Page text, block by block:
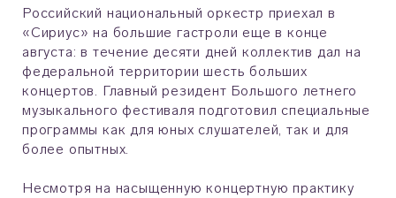
Российский национальный оркестр приехал в
«Сириус» на большие гастроли еще в конце
августа: в течение десяти дней коллектив дал на
федеральной территории шесть больших
концертов. Главный резидент Большого летнего
музыкального фестиваля подготовил специальные
программы как для юных слушателей, так и для
более опытных.
Несмотря на насыщенную концертную практику